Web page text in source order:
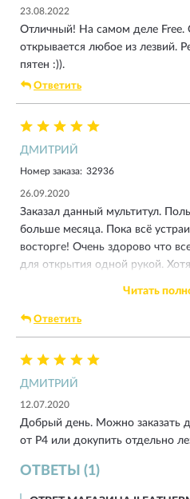
23.08.2022
Отличный! На самом деле Free.
открывается любое из лезвий.
пятен :)).
Ответить
ДМИТРИЙ
Номер заказа: 32936
26.09.2020
Заказал данный мультитул.
больше месяца. Пока всё
восторге! Очень здорово что
для открытия одной рукой.
же оценил фиксацию отвёрток.
прослужит долго. Выручает
Читать
Ответить
ДМИТРИЙ
12.07.2020
Добрый день. Можно заказать
от P4 или докупить отдельно
ОТВЕТЫ (1)